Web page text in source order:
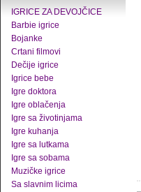
IGRICE ZA DEVOJČICE
Barbie igrice
Bojanke
Crtani filmovi
Dečije igrice
Igrice bebe
Igre doktora
Igre oblačenja
Igre sa životinjama
Igre kuhanja
Igre sa lutkama
Igre sa sobama
Muzičke igrice
Sa slavnim licima